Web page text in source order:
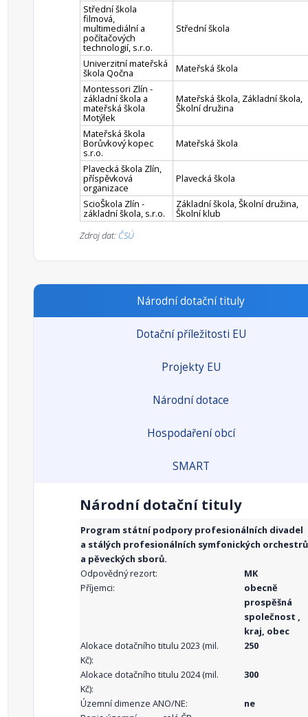
Střední škola
filmová,
multimediální a
počítačových
technologií, s.r.o.
Střední škola
Univerzitní mateřská
škola Qočna
Mateřská škola
Montessori Zlín -
základní škola a
mateřská škola
Motýlek
Mateřská škola, Základní škola,
Školní družina
Mateřská škola
Borůvkový kopec
s.r.o.
Mateřská škola
Plavecká škola Zlín,
příspěvková
organizace
Plavecká škola
ScioŠkola Zlín -
základní škola, s.r.o.
Základní škola, Školní družina,
Školní klub
Zdroj dat: ČSÚ
Národní dotační tituly
Dotační příležitosti EU
Projekty EU
Národní dotace
Hospodaření obcí
SMART
Národní dotační tituly
Program státní podpory profesionálních divadel
a stálých profesionálních symfonických orchestrů
a pěveckých sborů.
Odpovědný rezort:
MK
Příjemci:
obecně
prospěšná
společnost ,
kraj, obec
Alokace dotačního titulu 2023 (mil.
Kč):
250
Alokace dotačního titulu 2024 (mil.
Kč):
300
Územní dimenze ANO/NE:
ne